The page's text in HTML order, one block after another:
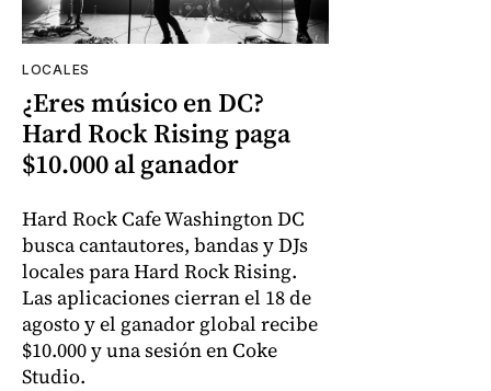
LOCALES
¿Eres músico en DC?
Hard Rock Rising paga
$10.000 al ganador
Hard Rock Cafe Washington DC
busca cantautores, bandas y DJs
locales para Hard Rock Rising.
Las aplicaciones cierran el 18 de
agosto y el ganador global recibe
$10.000 y una sesión en Coke
Studio.